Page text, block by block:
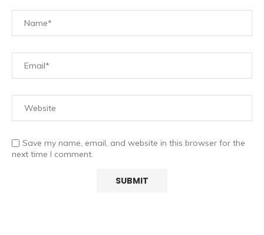
Save my name, email, and website in this browser for the
next time I comment.